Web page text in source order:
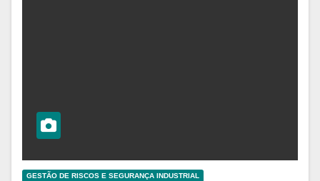
GESTÃO DE RISCOS E SEGURANÇA INDUSTRIAL